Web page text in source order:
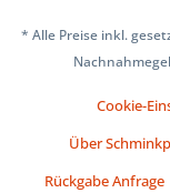
* Alle Preise inkl.
Cookie-
Über
Rückgabe Anfrage